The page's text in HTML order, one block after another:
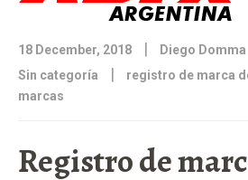
18 December, 2018 | Diego Domma
Sin categoría | registro de marca
marcas
Registro de